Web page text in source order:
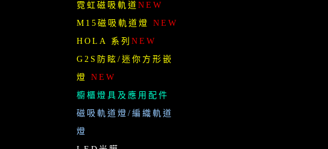
霓虹磁吸軌道 NEW
M15磁吸軌道燈 NEW
HOLA 系列 NEW
G2S防眩/迷你方形嵌
燈 NEW
櫥櫃燈具及應用配件
磁吸軌道燈/編織軌道
燈